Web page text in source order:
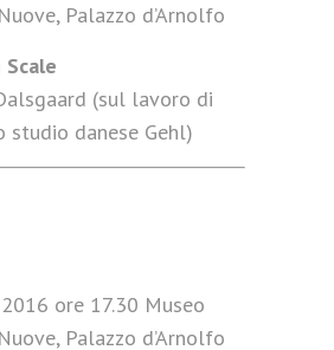
Palazzo d’Arnolfo
(sul lavoro di
studio danese Gehl)
ore 17.30 Museo
Palazzo d’Arnolfo